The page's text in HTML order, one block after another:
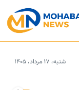
شنبه، ۱۷ مرداد، ۱۴۰۵